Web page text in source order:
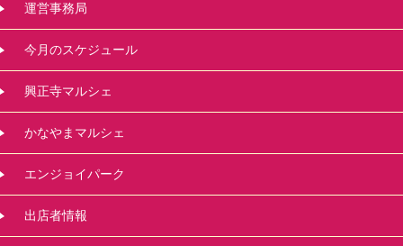
運営事務局
今月のスケジュール
興正寺マルシェ
かなやまマルシェ
エンジョイパーク
出店者情報